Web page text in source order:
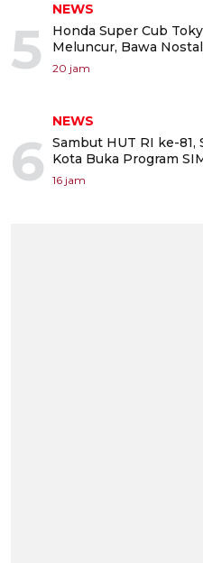
5
NEWS
Honda Super Cub
Meluncur, Bawa
20 jam
6
NEWS
Sambut HUT RI ke-
Kota Buka Program
16 jam